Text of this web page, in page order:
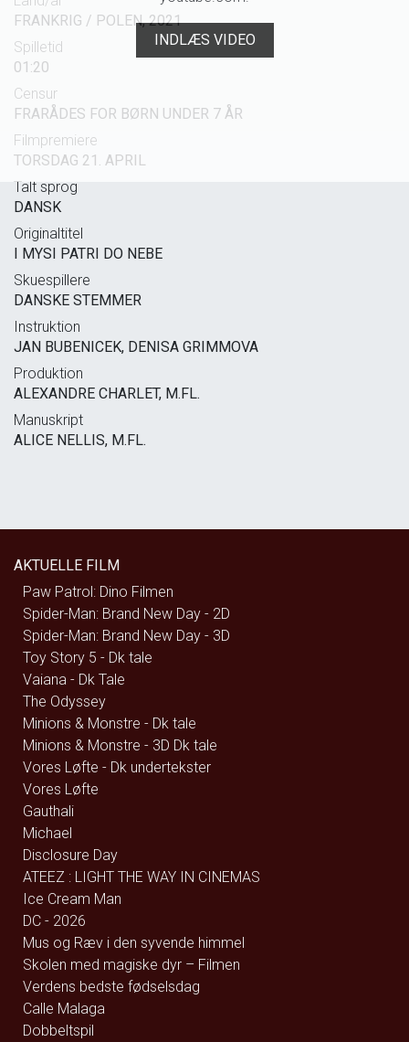
INDLÆS VIDEO
FRANKRIG / POLEN, 2021
Spilletid
01:20
Censur
FRARÅDES FOR BØRN UNDER 7 ÅR
Filmpremiere
TORSDAG 21. APRIL
Talt sprog
DANSK
Originaltitel
I MYSI PATRI DO NEBE
Skuespillere
DANSKE STEMMER
Instruktion
JAN BUBENICEK, DENISA GRIMMOVA
Produktion
ALEXANDRE CHARLET, M.FL.
Manuskript
ALICE NELLIS, M.FL.
AKTUELLE FILM
Paw Patrol: Dino Filmen
Spider-Man: Brand New Day - 2D
Spider-Man: Brand New Day - 3D
Toy Story 5 - Dk tale
Vaiana - Dk Tale
The Odyssey
Minions & Monstre - Dk tale
Minions & Monstre - 3D Dk tale
Vores Løfte - Dk undertekster
Vores Løfte
Gauthali
Michael
Disclosure Day
ATEEZ : LIGHT THE WAY IN CINEMAS
Ice Cream Man
DC - 2026
Mus og Ræv i den syvende himmel
Skolen med magiske dyr – Filmen
Verdens bedste fødselsdag
Calle Malaga
Dobbeltspil